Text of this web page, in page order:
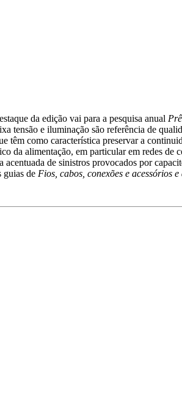
da edição vai para a pesquisa anual
tensão e iluminação são referência de
têm como característica preservar a
da alimentação, em particular em redes
de sinistros provocados por
guias de Fios, cabos, conexões e acessórios